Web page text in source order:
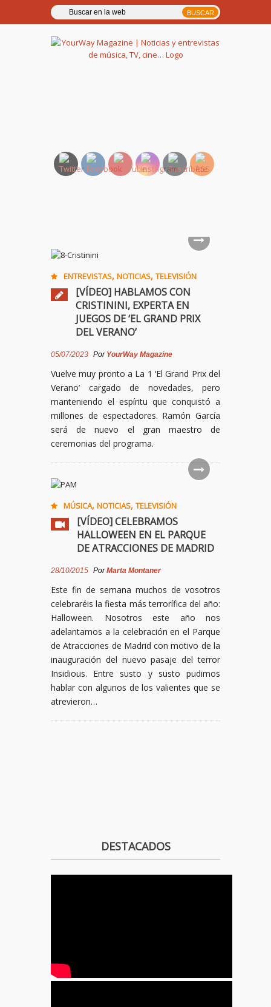
ENTREVISTAS, NOTICIAS, TELEVISIÓN
[VÍDEO] HABLAMOS CON
CRISTININI, EXPERTA EN
JUEGOS DE ‘EL GRAND PRIX
DEL VERANO’
05/07/2023 Por YourWay Magazine
Vuelve muy pronto a La 1 ‘El Grand Prix del
Verano’ cargado de novedades, pero
manteniendo el espíritu que conquistó a
millones de espectadores. Ramón García
será de nuevo el gran maestro de
ceremonias del programa.
MÚSICA, NOTICIAS, TELEVISIÓN
[VÍDEO] CELEBRAMOS
HALLOWEEN EN EL PARQUE
DE ATRACCIONES DE MADRID
28/10/2015 PorMarta Montaner
Este fin de semana muchos de vosotros
celebraréis la fiesta más terrorífica del año:
Halloween. Nosotros este año nos
adelantamos a la celebración en el Parque
de Atracciones de Madrid con motivo de la
inauguración del nuevo pasaje del terror
Insidious. Entre susto y susto pudimos
hablar con algunos de los valientes que se
atrevieron…
DESTACADOS